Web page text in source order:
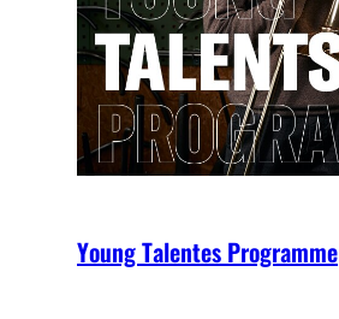
Young Talentes Programme